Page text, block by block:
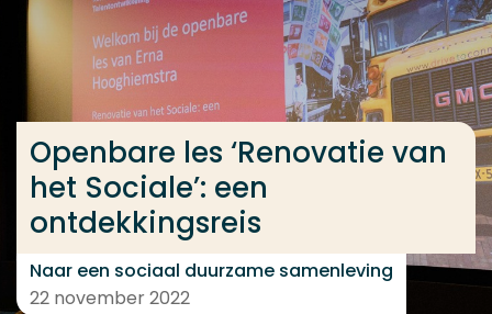
Ga direct naar de content
... > Openbare les ‘Renovatie van het Sociale’: een
Openbare les ‘Renovatie van
het Sociale’: een
ontdekkingsreis
Naar een sociaal duurzame samenleving
22 november 2022
Veel gezocht
Opleiding
Contact